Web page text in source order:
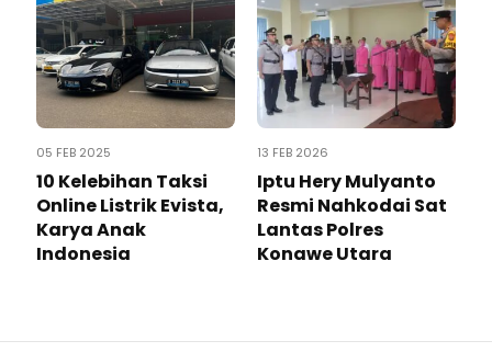
05 FEB 2025
10 Kelebihan Taksi
Online Listrik Evista,
Karya Anak
Indonesia
13 FEB 2026
Iptu Hery Mulyanto
Resmi Nahkodai Sat
Lantas Polres
Konawe Utara